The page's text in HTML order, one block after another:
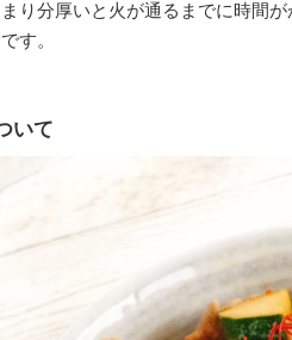
り分厚いと火が通るまでに時間
す。
いて